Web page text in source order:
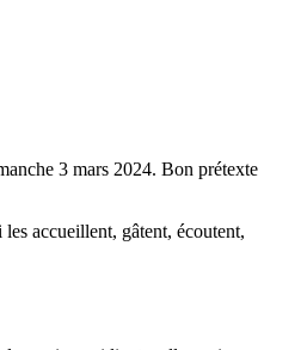
3 mars 2024. Bon prétexte
accueillent, gâtent, écoutent,